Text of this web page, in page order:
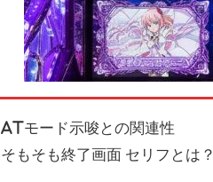
ATモード示唆との関連性
そもそも終了画面 セリフとは？